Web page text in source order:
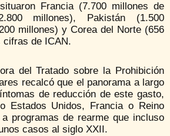
Francia (7.700 millones de
millones), Pakistán (1.500
millones) y Corea del Norte (656
cifras de ICAN.
del Tratado sobre la Prohibición
recalcó que el panorama a largo
de reducción de este gasto,
Estados Unidos, Francia o Reino
programas de rearme que incluso
casos al siglo XXII.